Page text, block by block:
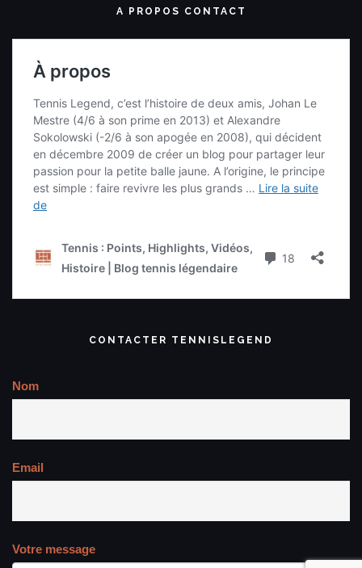
A PROPOS CONTACT
CONTACTER TENNISLEGEND
Nom
Email
Votre message